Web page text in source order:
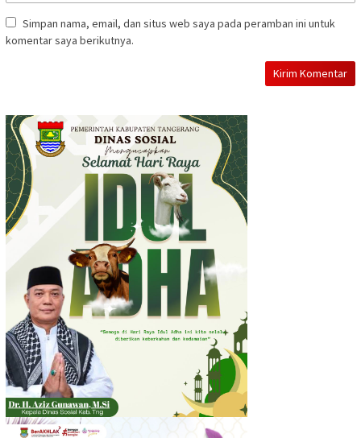
Simpan nama, email, dan situs web saya pada peramban ini untuk
komentar saya berikutnya.